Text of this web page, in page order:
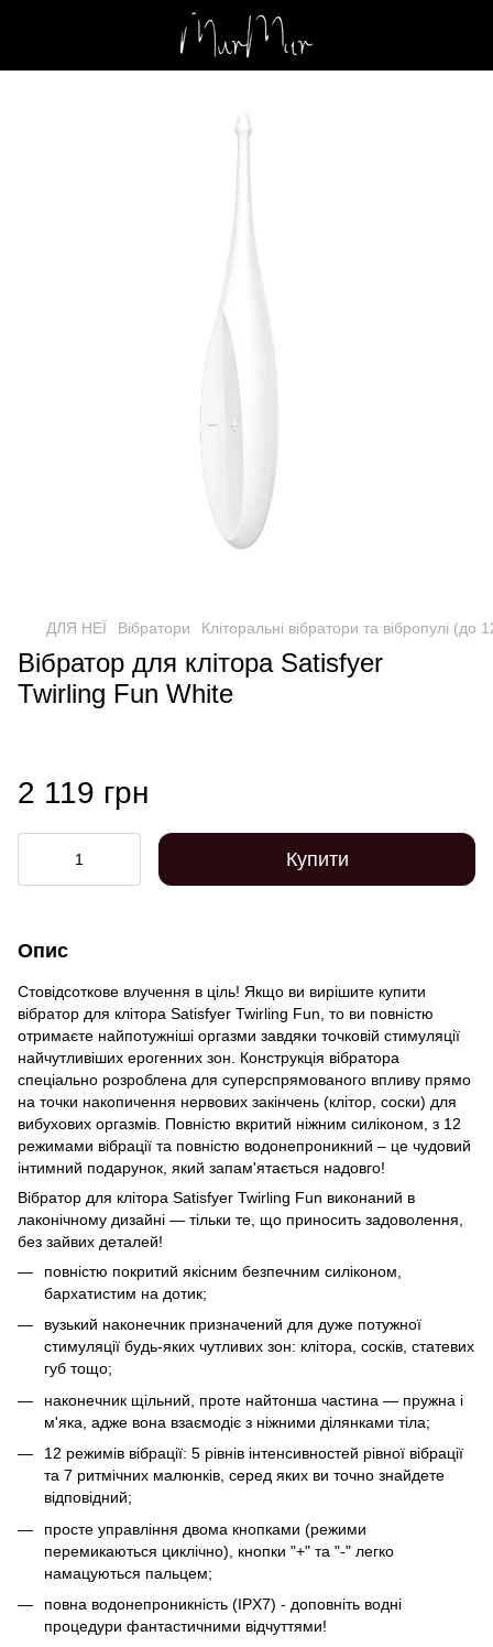
ДЛЯ НЕЇ Вібратори Кліторальні вібратори та вібропулі (до
Вібратор для клітора Satisfyer
Twirling Fun White
2 119 грн
Купити
Опис
Стовідсоткове влучення в ціль! Якщо ви вирішите купити
вібратор для клітора Satisfyer Twirling Fun, то ви повністю
отримаєте найпотужніші оргазми завдяки точковій стимуляції
найчутливіших ерогенних зон. Конструкція вібратора
спеціально розроблена для суперспрямованого впливу прямо
на точки накопичення нервових закінчень (клітор, соски) для
вибухових оргазмів. Повністю вкритий ніжним силіконом, з 12
режимами вібрації та повністю водонепроникний – це чудовий
інтимний подарунок, який запам'ятається надовго!
Вібратор для клітора Satisfyer Twirling Fun виконаний в
лаконічному дизайні — тільки те, що приносить задоволення,
без зайвих деталей!
повністю покритий якісним безпечним силіконом,
бархатистим на дотик;
вузький наконечник призначений для дуже потужної
стимуляції будь-яких чутливих зон: клітора, сосків, статевих
губ тощо;
наконечник щільний, проте найтонша частина — пружна і
м'яка, адже вона взаємодіє з ніжними ділянками тіла;
12 режимів вібрації: 5 рівнів інтенсивностей рівної вібрації
та 7 ритмічних малюнків, серед яких ви точно знайдете
відповідний;
просте управління двома кнопками (режими
перемикаються циклічно), кнопки "+" та "-" легко
намацуються пальцем;
повна водонепроникність (IPX7) - доповніть водні
процедури фантастичними відчуттями!